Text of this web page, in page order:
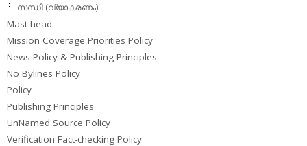
സന്ധി (വ്യാകരണം)
Mast head
Mission Coverage Priorities Policy
News Policy & Publishing Principles
No Bylines Policy
Policy
Publishing Principles
UnNamed Source Policy
Verification Fact-checking Policy